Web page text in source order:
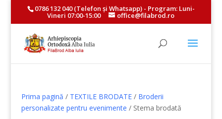
0786 132 040(Telefon și Whatsapp) - Program: Luni-
Vineri 07:00-15:00 office@filabrod.ro
Prima pagină / TEXTILE BRODATE/ Broderii
personalizate pentru evenimente / Stema brodată